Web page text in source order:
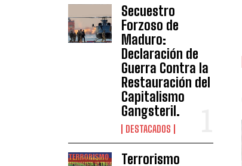
Secuestro
Forzoso de
Maduro:
Declaración de
Guerra Contra la
Restauración del
Capitalismo
Gangsteril.
DESTACADOS
Terrorismo